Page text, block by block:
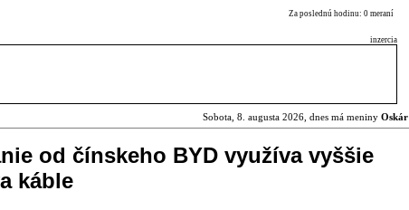
Za poslednú hodinu: 0 meraní
inzercia
Sobota, 8. augusta 2026, dnes má meniny Oskár
od čínskeho BYD využíva vyššie
káble